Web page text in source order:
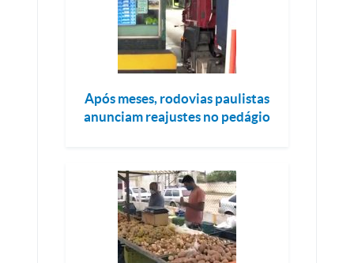
Após meses, rodovias paulistas
anunciam reajustes no pedágio